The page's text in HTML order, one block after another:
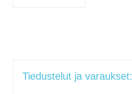
Tiedustelut ja varaukset: